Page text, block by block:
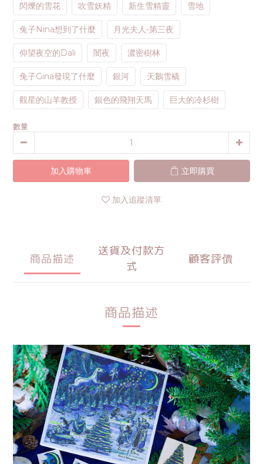
閃爍的雪花 吹雪妖精 新生雪精靈 雪地
兔子Nina想到了什麼 月光夫人-第三夜
仰望夜空的Dali 闇夜 濃密樹林
兔子Gina發現了什麼 銀河 天鵝雪橇
觀星的山羊教授 銀色的飛翔天馬 巨大的冷杉樹
數量
加入購物車 立即購買
加入追蹤清單
商品描述
送貨及付款方
式
顧客評價
商品描述